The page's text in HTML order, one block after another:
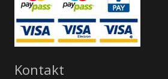
Kontakt